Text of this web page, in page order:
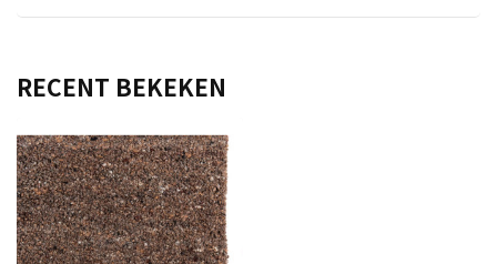
RECENT BEKEKEN